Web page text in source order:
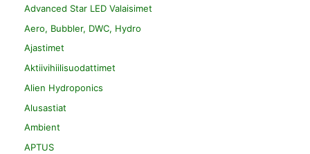
Advanced Star LED Valaisimet
Aero, Bubbler, DWC, Hydro
Ajastimet
Aktiivihiilisuodattimet
Alien Hydroponics
Alusastiat
Ambient
APTUS